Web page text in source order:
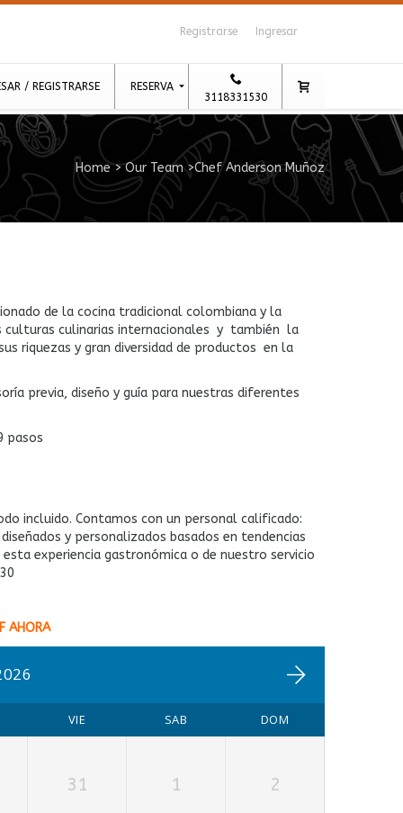
Registrarse Ingresar
/ REGISTRARSE RESERVA
3118331530
Home> Our Team>Chef Anderson Muñoz
de la cocina tradicional colombiana y la
culturas culinarias internacionales y también la
riquezas y gran diversidad de productos en la
previa, diseño y guía para nuestras diferentes
pasos
incluido. Contamos con un personal calificado:
y personalizados basados en tendencias
experiencia gastronómica o de nuestro servicio
AHORA
VIE SAB DOM
31 1 2